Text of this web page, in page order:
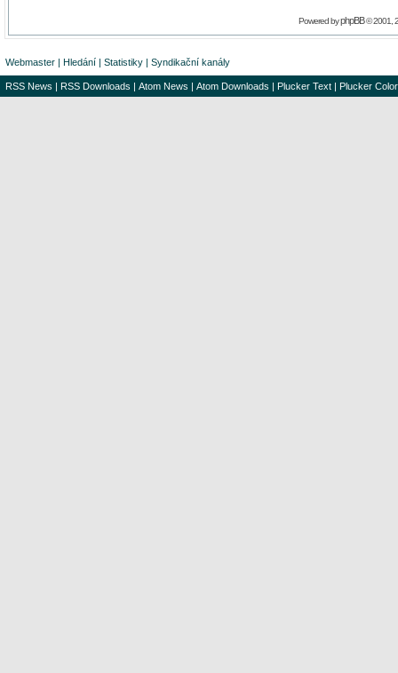
Powered byphpBB© 2001,
Webmaster | Hledání | Statistiky | Syndikační kanály
RSS News | RSS Downloads | Atom News | Atom Downloads | Plucker Text | Plucker Color